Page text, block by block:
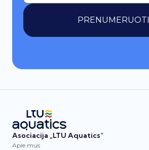
PRENUMERUOTI
Asociacija „LTU Aquatics“
Apie mus